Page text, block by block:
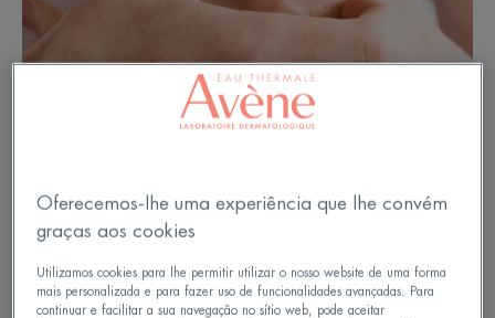
Oferecemos-lhe uma experiência que lhe convém
graças aos cookies
Utilizamos cookies para lhe permitir utilizar o nosso website de uma forma
mais personalizada e para fazer uso de funcionalidades avançadas. Para
continuar e facilitar a sua navegação no sítio web, pode aceitar